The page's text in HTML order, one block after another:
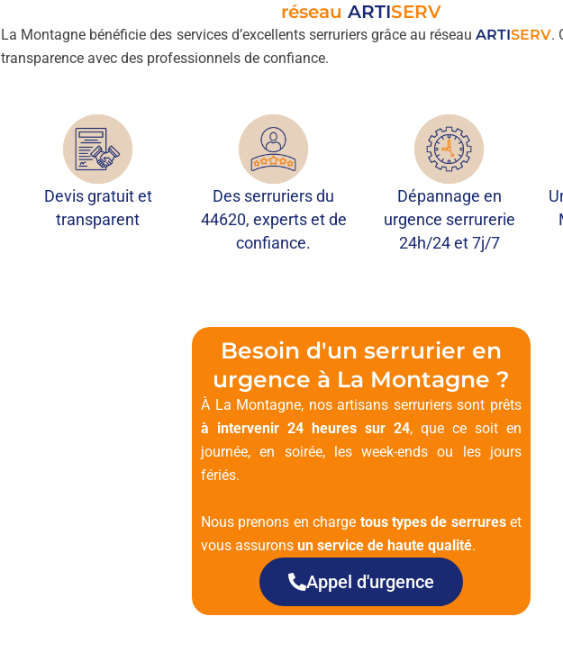
réseau ARTISERV
La Montagne bénéficie des services d’excellents serruriers grâce au réseauARTISERV.
transparence avec des professionnels de confiance.
Devis gratuit et
transparent
Des serruriers du
44620, experts et de
confiance.
Dépannage en
urgence serrurerie
24h/24 et 7j/7
Besoin d'un serrurier en
urgence à La Montagne ?
À La Montagne, nos artisans serruriers sont prêts
à intervenir 24 heures sur 24, que ce soit en
journée, en soirée, les week-ends ou les jours
fériés.
Nous prenons en charge tous types de serrureset
vous assurons un service de haute qualité.
Appel d'urgence